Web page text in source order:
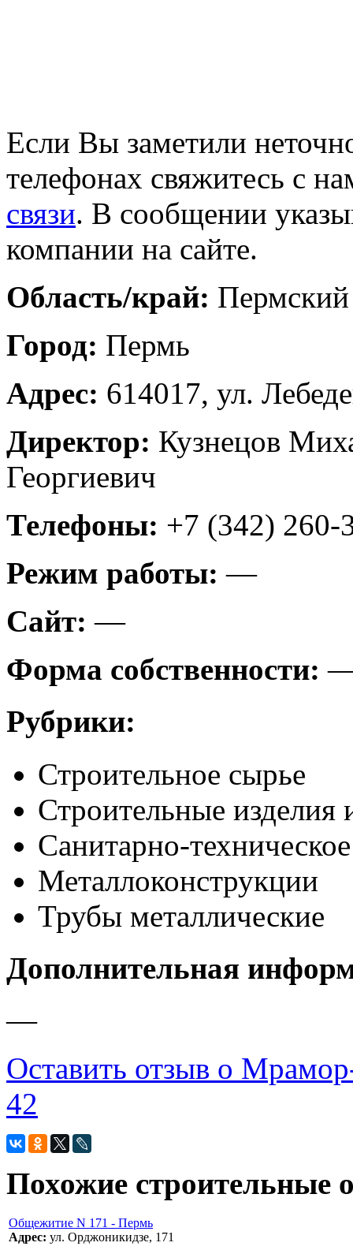
Если Вы заметили
телефонах свяжитесь с
связи. В сообщении
компании на сайте.
Область/край:
Город: Пермь
Адрес: 614017, ул.
Директор: Кузнецов
Георгиевич
Телефоны: +7 (342) 260-
Режим работы:—
Сайт:—
Форма собственности:
Рубрики:
Строительное сырье
Строительные изделия
Санитарно-
Металлоконструкции
Трубы металлические
Дополнительная
—
Оставить отзыв о
42
Похожие строительные
Общежитие N 171 - Пермь
Адрес: ул. Орджоникидзе, 171